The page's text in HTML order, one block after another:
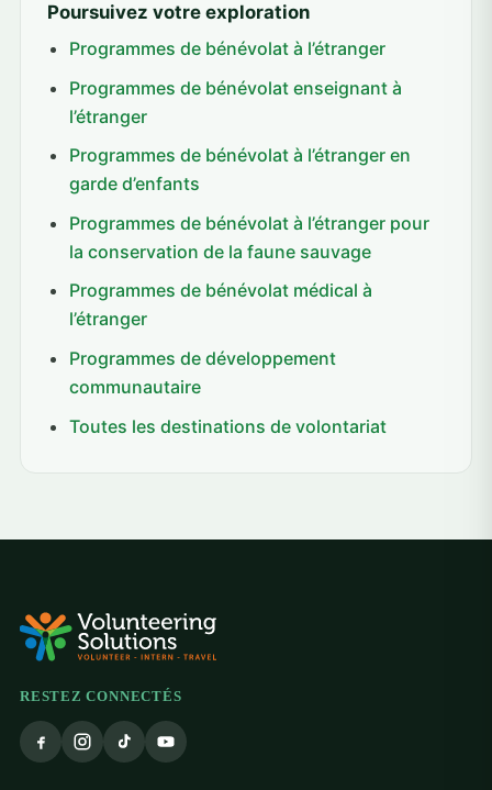
Poursuivez votre exploration
Programmes de bénévolat à l’étranger
Programmes de bénévolat enseignant à
l’étranger
Programmes de bénévolat à l’étranger en
garde d’enfants
Programmes de bénévolat à l’étranger pour
la conservation de la faune sauvage
Programmes de bénévolat médical à
l’étranger
Programmes de développement
communautaire
Toutes les destinations de volontariat
RESTEZ CONNECTÉS